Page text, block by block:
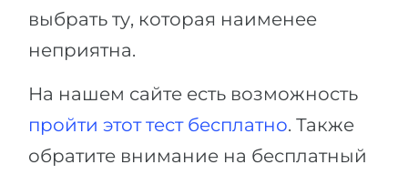
выбрать ту, которая наименее
неприятна.
На нашем сайте есть возможность
пройти этот тест бесплатно. Также
обратите внимание на бесплатный